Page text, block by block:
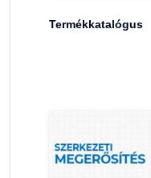
Termékkatalógus